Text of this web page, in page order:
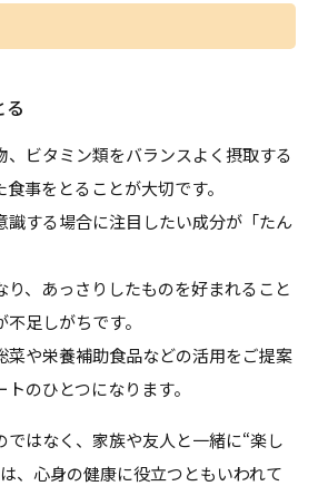
る
、ビタミン類をバランスよく摂取する
事をとることが大切です。
識する場合に注目したい成分が「たん
り、あっさりしたものを好まれること
足しがちです。
菜や栄養補助食品などの活用をご提案
のひとつになります。
ではなく、家族や友人と一緒に“楽し
、心身の健康に役立つともいわれて